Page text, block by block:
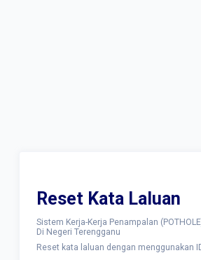
Reset Kata Laluan
Sistem Kerja-Kerja Penampalan
Di Negeri Terengganu
Reset kata laluan dengan menggunakan